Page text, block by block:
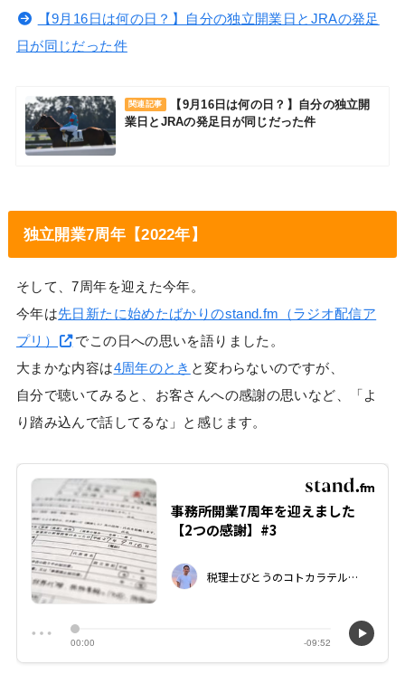
【9月16日は何の日？】自分の独立開業日とJRAの発足
日が同じだった件
関連記事
【9月16日は何の日？】自分の独立開
業日とJRAの発足日が同じだった件
独立開業7周年【2022年】
そして、7周年を迎えた今年。
今年は先日新たに始めたばかりのstand.fm（ラジオ配信ア
プリ）
でこの日への思いを語りました。
大まかな内容は4周年のとき と変わらないのですが、
自分で聴いてみると、お客さんへの感謝の思いなど、「よ
り踏み込んで話してるな」と感じます。